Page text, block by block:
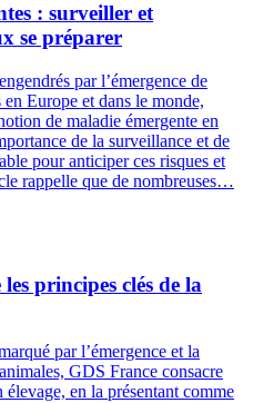
: surveiller et
se préparer
par l’émergence de
Europe et dans le monde,
de maladie émergente en
de la surveillance et de
pour anticiper ces risques et
rappelle que de nombreuses…
principes clés de la
par l’émergence et la
GDS France consacre
en la présentant comme